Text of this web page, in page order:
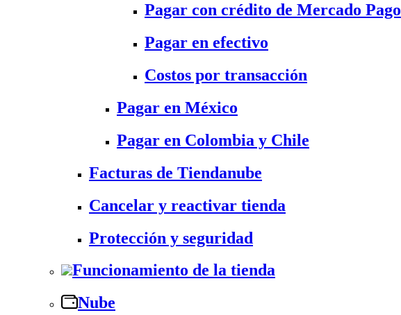
Pagar con crédito de Mercado Pago
Pagar en efectivo
Costos por transacción
Pagar en México
Pagar en Colombia y Chile
Facturas de Tiendanube
Cancelar y reactivar tienda
Protección y seguridad
Funcionamiento de la tienda
Nube